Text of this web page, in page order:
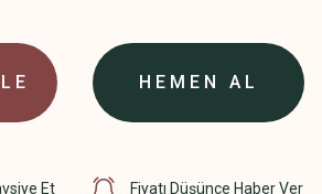
HEMEN AL
Et Fiyatı Düşünce Haber Ver